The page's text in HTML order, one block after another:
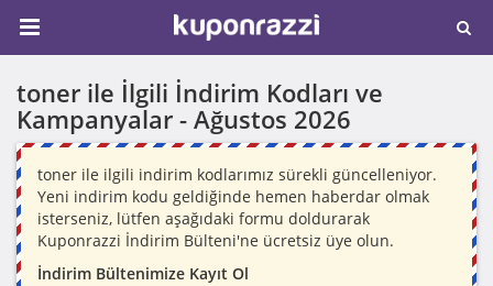
toner ile İlgili İndirim Kodları ve
Kampanyalar - Ağustos 2026
toner ile ilgili indirim kodlarımız sürekli güncelleniyor.
Yeni indirim kodu geldiğinde hemen haberdar olmak
isterseniz, lütfen aşağıdaki formu doldurarak
Kuponrazzi İndirim Bülteni'ne ücretsiz üye olun.
İndirim Bültenimize Kayıt Ol